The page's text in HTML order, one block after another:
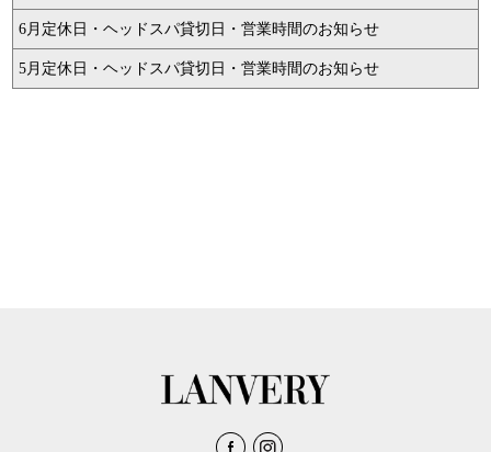
6月定休日・ヘッドスパ貸切日・営業時間のお知らせ
5月定休日・ヘッドスパ貸切日・営業時間のお知らせ